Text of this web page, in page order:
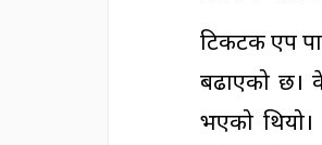
टिकटक एप
बढाएको छ।
भएको थियो।